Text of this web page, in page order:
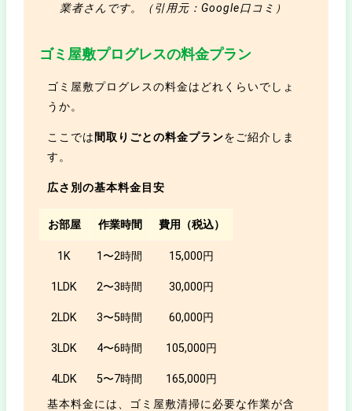
業者さんです。（引用元：Google口コミ）
ゴミ屋敷プログレスの料金プラン
ゴミ屋敷プログレスの料金はどれくらいでしょ
うか。
ここでは間取りごとの料金プランをご紹介しま
す。
広さ別の基本料金目安
お部屋 作業時間 費用（税込）
1K 1〜2時間 15,000円
1LDK 2〜3時間 30,000円
2LDK 3〜5時間 60,000円
3LDK 4〜6時間 105,000円
4LDK 5〜7時間 165,000円
基本料金には、ゴミ屋敷清掃に必要な作業が含